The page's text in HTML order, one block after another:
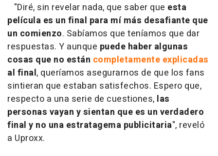
"Diré, sin revelar nada, que saber que esta
película es un final para mí más desafiante que
un comienzo. Sabíamos que teníamos que dar
respuestas. Y aunque puede haber algunas
cosas que no están completamente explicadas
al final, queríamos asegurarnos de que los fans
sintieran que estaban satisfechos. Espero que,
respecto a una serie de cuestiones, las
personas vayan y sientan que es un verdadero
final y no una estratagema publicitaria", reveló
a Uproxx.